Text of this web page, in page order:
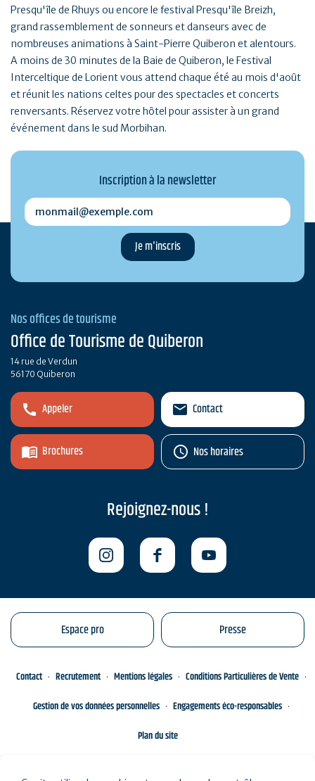
Presqu'île de Rhuys ou encore le festival Presqu'île Breizh,
grand rassemblement de sonneurs et danseurs avec de
nombreuses animations à Saint-Pierre Quiberon et alentours.
A moins de 30 minutes de la Baie de Quiberon, le Festival
Interceltique de Lorient vous attend chaque été au mois d'août
et réunit les nations celtes pour des spectacles et concerts
renversants. Réservez votre hôtel pour assister à un grand
événement dans le sud Morbihan.
Inscription à la newsletter
monmail@exemple.com
Nos offices de tourisme
Office de Tourisme de Quiberon
14 rue de Verdun
56170 Quiberon
Appeler
Brochures
Contact
Nos horaires
Rejoignez-nous !
Espace pro Presse
Contact Recrutement Mentions légales
Conditions Particulières de Vente
Gestion de vos données personnelles
Engagements éco-responsables
Plan du site